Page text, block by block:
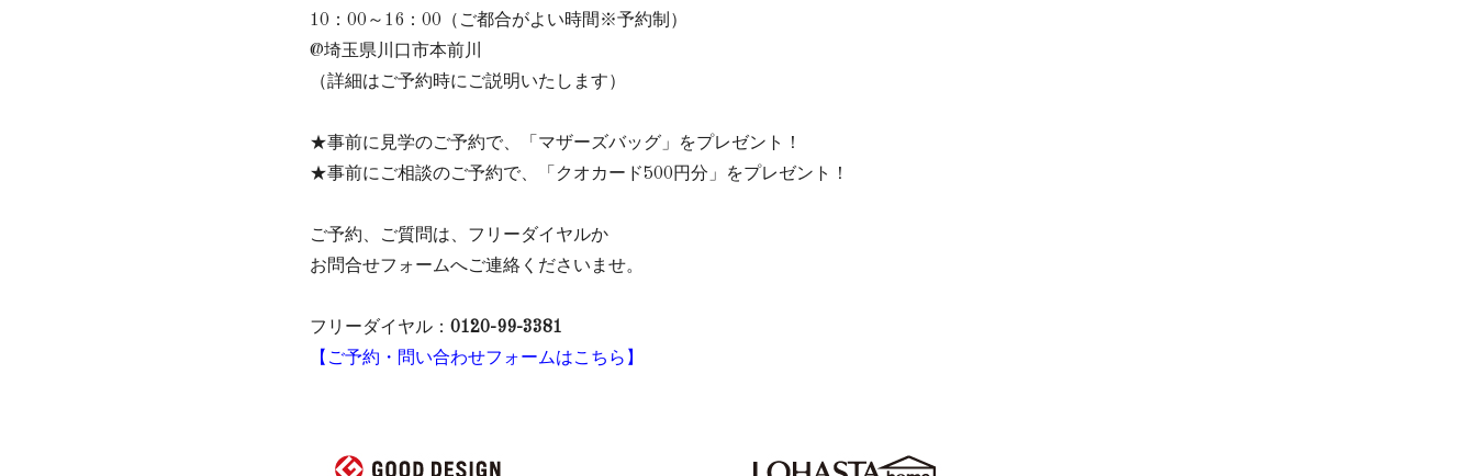
10：00～16：00（ご都合がよい時間※予約制）
@埼玉県川口市本前川
（詳細はご予約時にご説明いたします）
★事前に見学のご予約で、「マザーズバッグ」をプレゼント！
★事前にご相談のご予約で、「クオカード500円分」をプレゼント！
ご予約、ご質問は、フリーダイヤルか
お問合せフォームへご連絡くださいませ。
フリーダイヤル： 0120-99-3381
【ご予約・問い合わせフォームはこちら】